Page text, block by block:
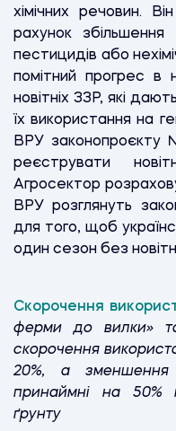
хімічних речовин.
рахунок збільшення
пестицидів або
помітний прогрес в
новітніх ЗЗР, які
їх використання на
ВРУ законопроєкту
реєструвати
Агросектор
ВРУ розглянуть
для того, щоб
один сезон без
Скорочення
ферми до вилки»
скорочення
20%, а зменшення
принаймні на 50%
ґрунту